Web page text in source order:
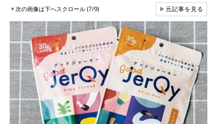
▼次の画像は下へスクロール (7/9) ▶元記事を見る